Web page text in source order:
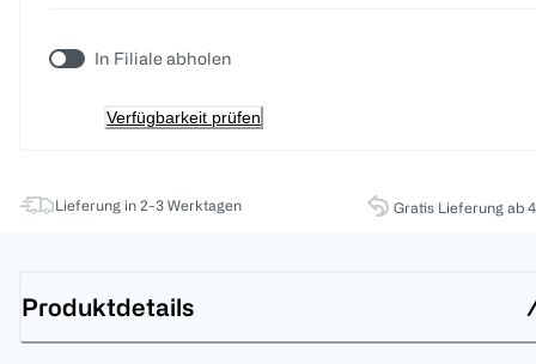
In Filiale abholen
Verfügbarkeit prüfen
Lieferung in 2-3 Werktagen Gratis Lieferung ab
Produktdetails